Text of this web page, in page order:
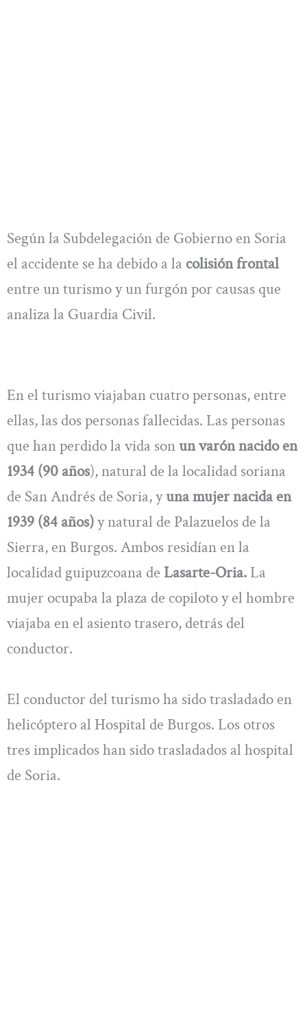
Según la Subdelegación de Gobierno en Soria
el accidente se ha debido a la colisión frontal
entre un turismo y un furgón por causas que
analiza la Guardia Civil.
En el turismo viajaban cuatro personas, entre
ellas, las dos personas fallecidas. Las personas
que han perdido la vida sonun varón nacido en
1934 (90 años), natural de la localidad soriana
de San Andrés de Soria, yuna mujer nacida en
1939 (84 años)y natural de Palazuelos de la
Sierra, en Burgos. Ambos residían en la
localidad guipuzcoana de Lasarte-Oria. La
mujer ocupaba la plaza de copiloto y el hombre
viajaba en el asiento trasero, detrás del
conductor.
El conductor del turismo ha sido trasladado en
helicóptero al Hospital de Burgos. Los otros
tres implicados han sido trasladados al hospital
de Soria.